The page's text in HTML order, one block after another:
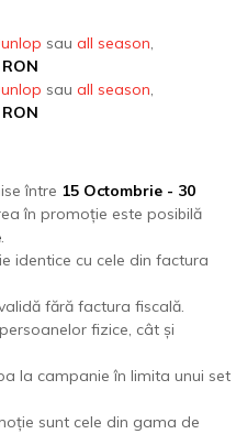
sauall season,
sauall season,
între 15 Octombrie - 30
în promoție este posibilă
.
identice cu cele din factura
fără factura fiscală.
fizice, cât și
la campanie în limita unui set
sunt cele din gama de